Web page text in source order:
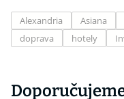
Alexandria Asiana
doprava
hotely